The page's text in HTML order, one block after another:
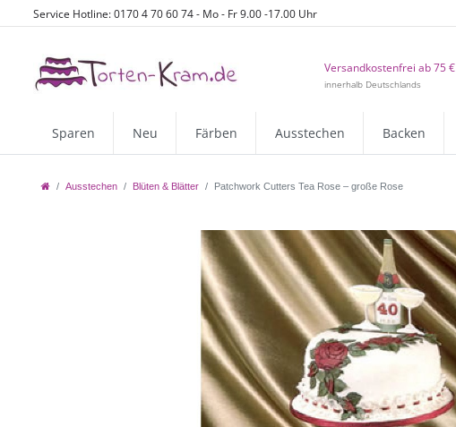
Service Hotline: 0170 4 70 60 74 - Mo - Fr 9.00 -17.00 Uhr
Versandkostenfrei ab 75 €
innerhalb Deutschlands
Sparen Neu Färben Ausstechen Backen
Ausstechen Blüten & Blätter Patchwork Cutters Tea Rose – große Rose